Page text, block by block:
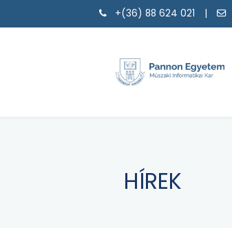
+(36) 88 624 021 |
HÍREK